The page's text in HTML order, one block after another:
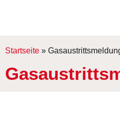
Startseite »